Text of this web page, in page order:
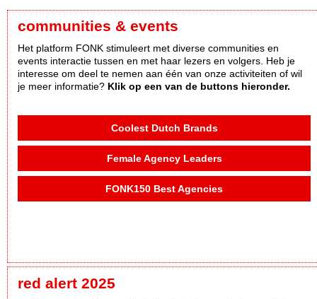
communities & events
Het platform FONK stimuleert met diverse communities en
events interactie tussen en met haar lezers en volgers. Heb je
interesse om deel te nemen aan één van onze activiteiten of wil
je meer informatie? Klik op een van de buttons hieronder.
Coolest Dutch Brands
Female Agency Leaders
FONK150 Best Agencies
red alert 2025